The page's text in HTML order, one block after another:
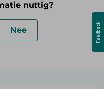
nuttig?
Nee